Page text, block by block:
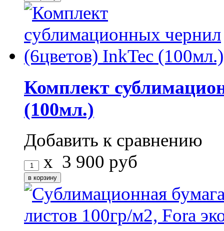
Комплект
(100мл.)
Добавить к сравнению
x 3 900 руб